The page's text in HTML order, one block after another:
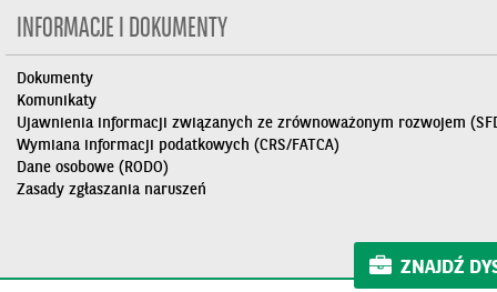
INFORMACJE I DOKUMENTY
Dokumenty
Komunikaty
Ujawnienia informacji związanych ze zrównoważonym rozwojem
Wymiana informacji podatkowych (CRS/FATCA)
Dane osobowe (RODO)
Zasady zgłaszania naruszeń
ZNAJDŹ